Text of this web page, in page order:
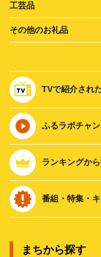
工芸品
その他のお礼品
TVで紹介され
ふるラボチャ
ランキングか
番組・特集・
まちから探す